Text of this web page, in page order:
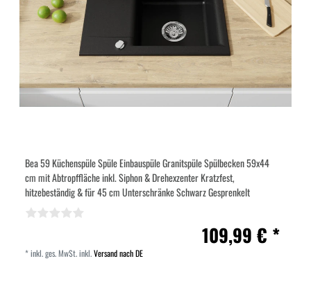
Bea 59 Küchenspüle Spüle Einbauspüle Granitspüle Spülbecken 59x44
cm mit Abtropffläche inkl. Siphon & Drehexzenter Kratzfest,
hitzebeständig & für 45 cm Unterschränke Schwarz Gesprenkelt
109,99 € *
*inkl. ges. MwSt.inkl.Versand nach DE